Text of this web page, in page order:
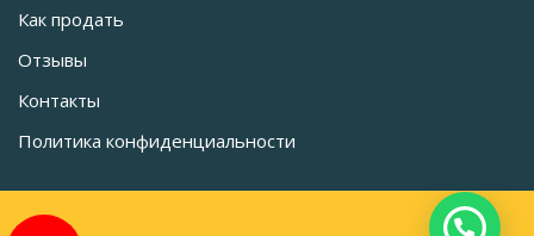
Как продать
Отзывы
Контакты
Политика конфиденциальности